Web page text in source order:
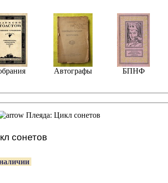
Автографы БПНФ
Плеяда: Цикл сонетов
сонетов